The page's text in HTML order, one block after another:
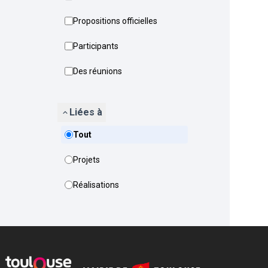
Propositions officielles
Participants
Des réunions
Liées à
Tout
Projets
Réalisations